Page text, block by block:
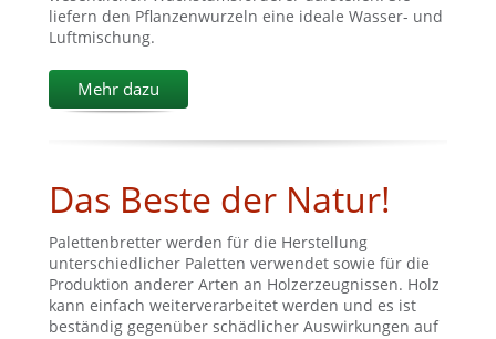
liefern den Pflanzenwurzeln eine ideale Wasser- und
Luftmischung.
Mehr dazu
Das Beste der Natur!
Palettenbretter werden für die Herstellung
unterschiedlicher Paletten verwendet sowie für die
Produktion anderer Arten an Holzerzeugnissen. Holz
kann einfach weiterverarbeitet werden und es ist
beständig gegenüber schädlicher Auswirkungen auf